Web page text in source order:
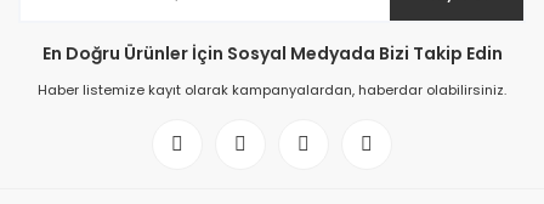
En Doğru Ürünler İçin Sosyal Medyada Bizi Takip Edin
Haber listemize kayıt olarak kampanyalardan, haberdar olabilirsiniz.